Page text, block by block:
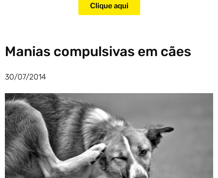
Clique aqui
Manias compulsivas em cães
30/07/2014